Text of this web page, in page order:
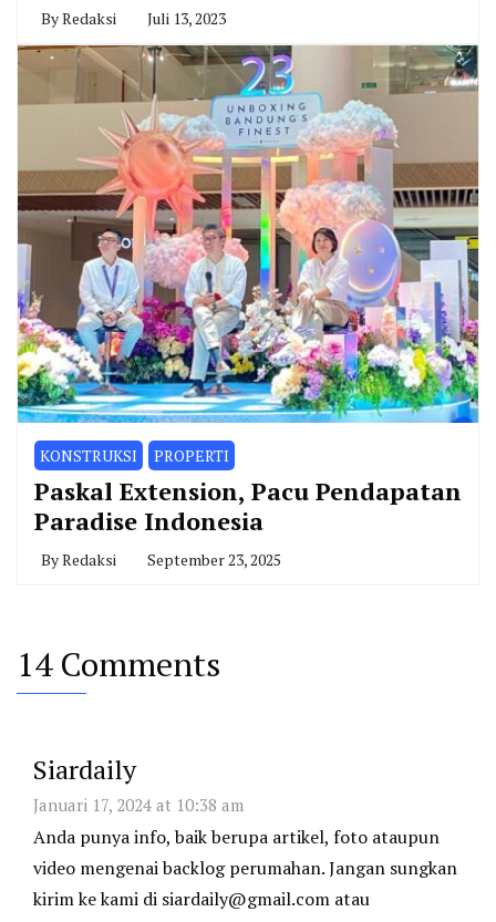
ByRedaksi Juli 13, 2023
KONSTRUKSI PROPERTI
Paskal Extension, Pacu Pendapatan
Paradise Indonesia
ByRedaksi September 23, 2025
14 Comments
Siardaily
Januari 17, 2024 at 10:38 am
Anda punya info, baik berupa artikel, foto ataupun
video mengenai backlog perumahan. Jangan sungkan
kirim ke kami di siardaily@gmail.com atau